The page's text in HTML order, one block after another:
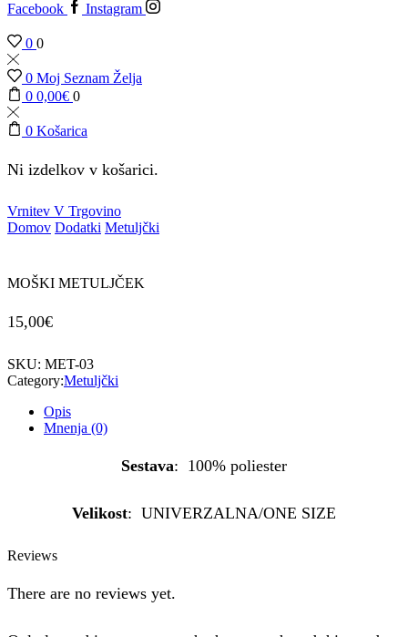
Facebook
Instagram
0 0
0 Moj Seznam Želja
0 0,00€ 0
0 Košarica
Ni izdelkov v košarici.
Vrnitev V Trgovino
Domov Dodatki Metuljčki
MOŠKI METULJČEK
15,00€
SKU: MET-03
Category:Metuljčki
Opis
Mnenja (0)
Sestava: 100% poliester
Velikost: UNIVERZALNA/ONE SIZE
Reviews
There are no reviews yet.